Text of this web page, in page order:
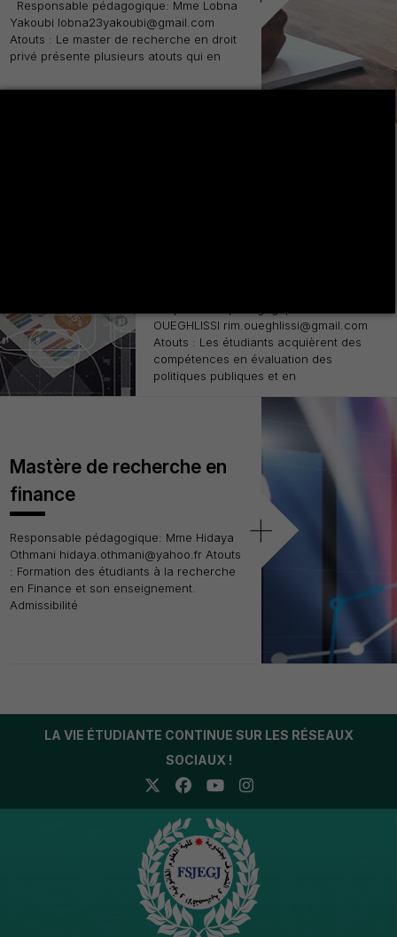
Responsable pédagogique: Mme Lobna
Yakoubi lobna23yakoubi@gmail.com
Atouts : Le master de recherche en droit
privé présente plusieurs atouts qui en
OUEGHLISSI rim.oueghlissi@gmail.com
Atouts : Les étudiants acquièrent des
compétences en évaluation des
politiques publiques et en
Mastère de recherche en
finance
Responsable pédagogique: Mme Hidaya
Othmani hidaya.othmani@yahoo.fr Atouts
: Formation des étudiants à la recherche
en Finance et son enseignement.
Admissibilité
+
LA VIE ÉTUDIANTE CONTINUE SUR LES RÉSEAUX
SOCIAUX !